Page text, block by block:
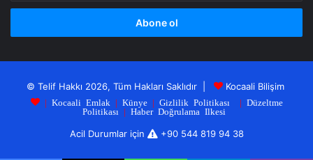
adresinizi
© Telif Hakkı 2026, Tüm Hakları Saklıdır | Kocaali Bilişim
| Kocaali Emlak | Künye| Gizlilik Politikası | Düzeltme
Politikası | Haber Doğrulama Ilkesi
Acil Durumlar için +90 544 819 94 38